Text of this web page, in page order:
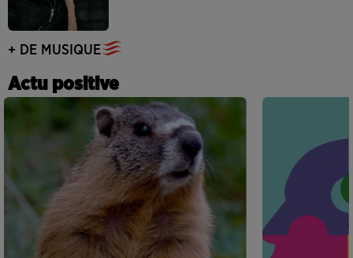
+ DE MUSIQUE
Actu positive